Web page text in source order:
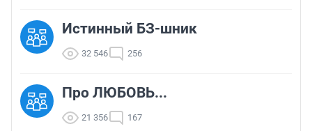
Истинный БЗ-шник
32 546 256
Про ЛЮБОВЬ...
21 356 167